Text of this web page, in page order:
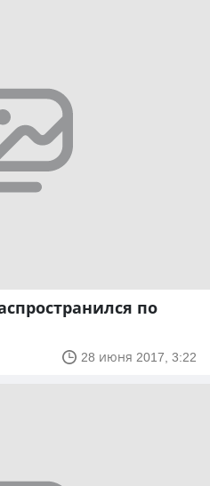
по
28 июня 2017, 3:22